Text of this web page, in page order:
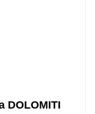
DOLOMITI